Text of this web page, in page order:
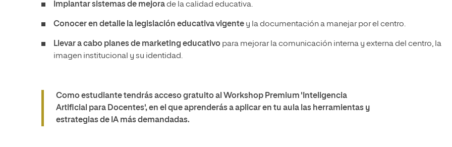
Implantar sistemas de mejorade la calidad educativa.
Conocer en detalle la legislación educativa vigente y la documentación a manejar por el centro.
Llevar a cabo planes de marketing educativo para mejorar la comunicación interna y externa del centro, la
imagen institucional y su identidad.
Como estudiante tendrás acceso gratuito al Workshop Premium 'Inteligencia
Artificial para Docentes', en el que aprenderás a aplicar en tu aula las herramientas y
estrategias de IA más demandadas.